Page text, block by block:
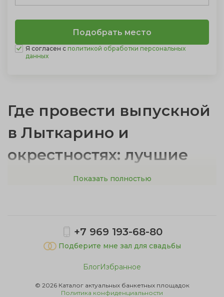
Я согласен с политикой обработки персональных
данных
Где провести выпускной
в Лыткарино и
окрестностях: лучшие
варианты площадок
соответствовать количеству гостей — на каждого
участника необходимо минимум 1,5–2 квадратных
следующие варианты, где можно отметить
выпускной:
Показать полностью
© 2026 Каталог актуальных банкетных площадок
Политика конфиденциальности
БлогИзбранное
+7 969 193-68-80
Подберите мне зал для свадьбы